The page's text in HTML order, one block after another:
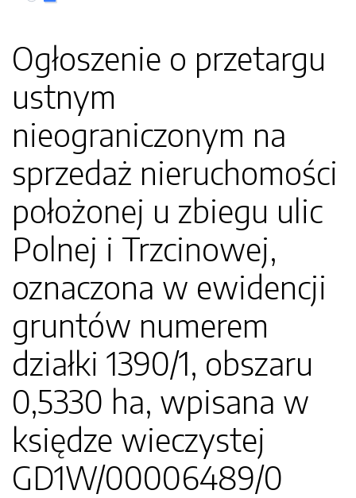
Ogłoszenie o przetargu
ustnym
nieograniczonym na
sprzedaż nieruchomości
położonej u zbiegu ulic
Polnej i Trzcinowej,
oznaczona w ewidencji
gruntów numerem
działki 1390/1, obszaru
0,5330 ha, wpisana w
księdze wieczystej
GD1W/00006489/0